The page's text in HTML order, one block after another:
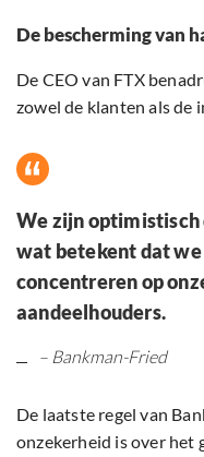
De bescherming van
De CEO van FTX
zowel de klanten als de
We zijn optimistisch
wat betekent dat
concentreren op
aandeelhouders.
– Bankman-Fried
De laatste regel van
onzekerheid is over het